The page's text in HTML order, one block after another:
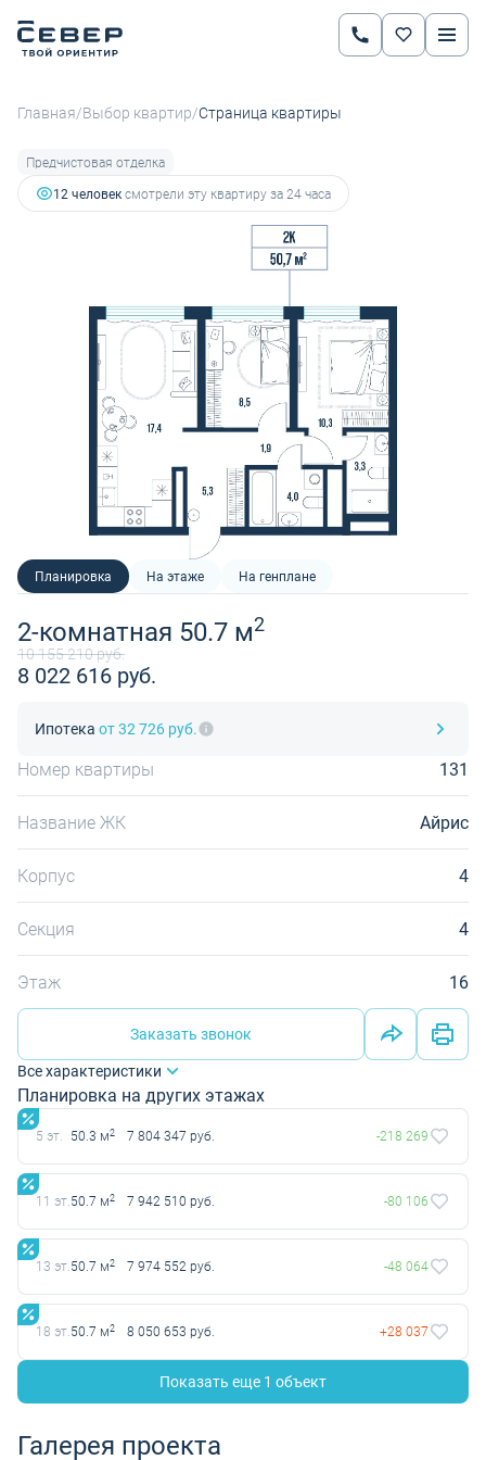
Главная/Выбор квартир/Страница квартиры
Предчистовая отделка
12 человексмотрели эту квартиру за 24 часа
Планировка На этаже На генплане
2-комнатная 50.7 м2
10 155 210 руб.
8 022 616 руб.
Ипотека от 32 726 руб.
Номер квартиры 131
Название ЖК Айрис
Корпус 4
Секция 4
Этаж 16
Заказать звонок
Все характеристики
Планировка на других этажах
5 эт. 50.3 м2 7 804 347 руб. -218 269
11 эт.50.7 м2 7 942 510 руб. -80 106
13 эт.50.7 м2 7 974 552 руб. -48 064
18 эт.50.7 м2 8 050 653 руб. +28 037
Показать еще 1 объект
Галерея проекта